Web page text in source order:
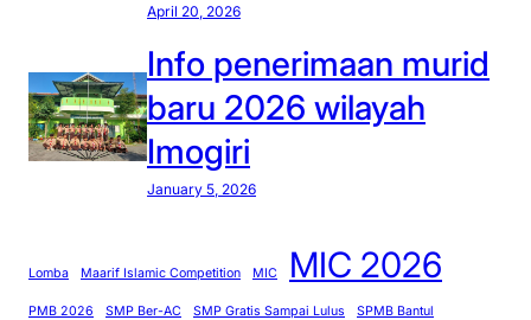
April 20, 2026
Info penerimaan murid
baru 2026 wilayah
Imogiri
January 5, 2026
Lomba Maarif Islamic Competition MIC MIC 2026
PMB 2026 SMP Ber-AC SMP Gratis Sampai Lulus
SPMB Bantul